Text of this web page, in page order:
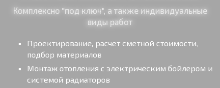
Комплексно "под ключ", а также индивидуальные
виды работ
Проектирование, расчет сметной стоимости,
подбор материалов
Монтаж отопления с электрическим бойлером и
системой радиаторов